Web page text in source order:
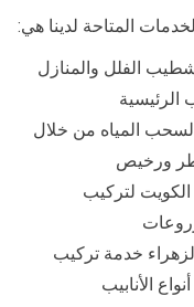
المتاحة لدينا هي:
الفلل والمنازل
الرئيسية
لسحب المياه من خلال
ورخيص
لتركيب
خدمة تركيب
الأنابيب